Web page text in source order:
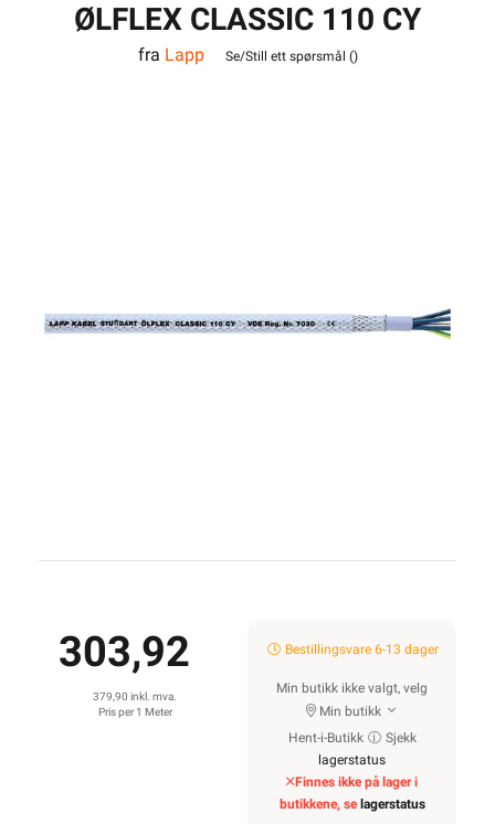
ØLFLEX CLASSIC 110 CY
30G0,5
fra Lapp Se/Still ett spørsmål ()
303,92
379,90 inkl. mva.
Pris per 1 Meter
Bestillingsvare 6-13 dager
Min butikk ikke valgt, velg
Min butikk
Hent-i-Butikk
Sjekk
lagerstatus
Finnes ikke på lager i
butikkene, se lagerstatus